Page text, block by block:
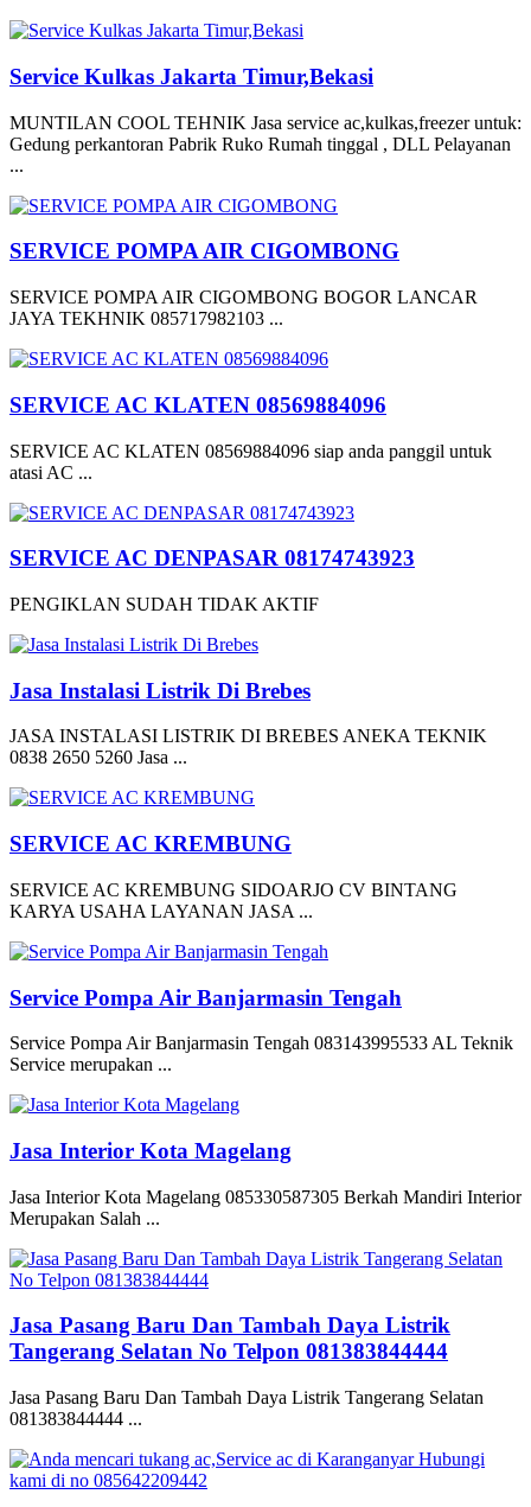
Service Kulkas Jakarta Timur,Bekasi
MUNTILAN COOL TEHNIK Jasa service ac,kulkas,freezer untuk:
Gedung perkantoran Pabrik Ruko Rumah tinggal , DLL Pelayanan
...
SERVICE POMPA AIR CIGOMBONG
SERVICE POMPA AIR CIGOMBONG BOGOR LANCAR
JAYA TEKHNIK 085717982103 ...
SERVICE AC KLATEN 08569884096
SERVICE AC KLATEN 08569884096 siap anda panggil untuk
atasi AC ...
SERVICE AC DENPASAR 08174743923
PENGIKLAN SUDAH TIDAK AKTIF
Jasa Instalasi Listrik Di Brebes
JASA INSTALASI LISTRIK DI BREBES ANEKA TEKNIK
0838 2650 5260 Jasa ...
SERVICE AC KREMBUNG
SERVICE AC KREMBUNG SIDOARJO CV BINTANG
KARYA USAHA LAYANAN JASA ...
Service Pompa Air Banjarmasin Tengah
Service Pompa Air Banjarmasin Tengah 083143995533 AL Teknik
Service merupakan ...
Jasa Interior Kota Magelang
Jasa Interior Kota Magelang 085330587305 Berkah Mandiri Interior
Merupakan Salah ...
Jasa Pasang Baru Dan Tambah Daya Listrik
Tangerang Selatan No Telpon 081383844444
Jasa Pasang Baru Dan Tambah Daya Listrik Tangerang Selatan
081383844444 ...